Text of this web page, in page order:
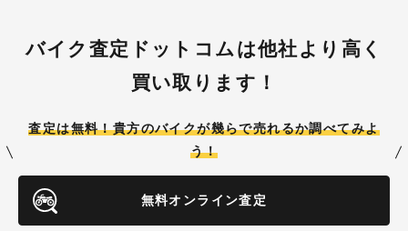
バイク査定ドットコムは他社より高く
買い取ります！
査定は無料！貴方のバイクが幾らで売れるか調べてみよ
う！
無料オンライン査定